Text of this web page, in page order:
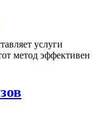
услуги
метод эффективен